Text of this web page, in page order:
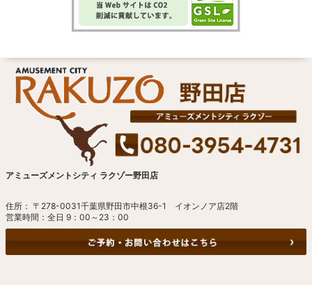
アミューズメントシティ ラクゾー野田店
住所： 〒278-0031千葉県野田市中根36-1 イオンノア店2階
営業時間：全日 9：00～23：00